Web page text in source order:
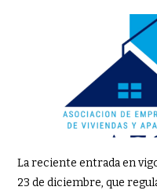
La reciente entrada en
23 de diciembre, que